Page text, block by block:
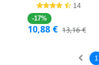
14
-17%
10,88 € 13,16€
1